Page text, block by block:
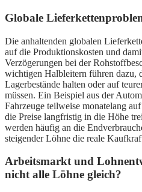
Globale
Die anhaltenden globalen
auf die Produktionskosten und
Verzögerungen bei der
wichtigen Halbleitern führen dazu,
Lagerbestände halten oder auf
müssen. Ein Beispiel aus der
Fahrzeuge teilweise monatelang
die Preise langfristig in die Höhe
werden häufig an die
steigender Löhne die reale
Arbeitsmarkt und
nicht alle Löhne gleich?